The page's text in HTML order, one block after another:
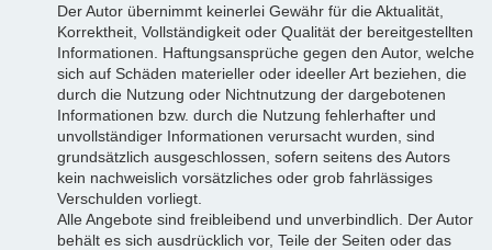
Der Autor übernimmt keinerlei Gewähr für die Aktualität,
Korrektheit, Vollständigkeit oder Qualität der bereitgestellten
Informationen. Haftungsansprüche gegen den Autor, welche
sich auf Schäden materieller oder ideeller Art beziehen, die
durch die Nutzung oder Nichtnutzung der dargebotenen
Informationen bzw. durch die Nutzung fehlerhafter und
unvollständiger Informationen verursacht wurden, sind
grundsätzlich ausgeschlossen, sofern seitens des Autors
kein nachweislich vorsätzliches oder grob fahrlässiges
Verschulden vorliegt.
Alle Angebote sind freibleibend und unverbindlich. Der Autor
behält es sich ausdrücklich vor, Teile der Seiten oder das